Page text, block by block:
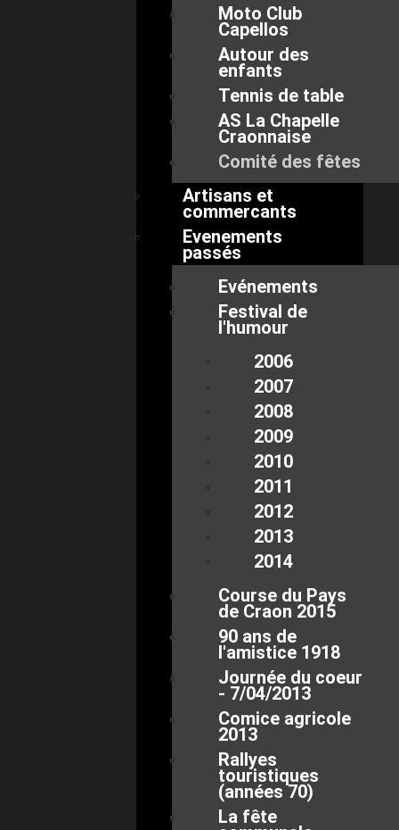
Moto Club
Capellos
Autour des
enfants
Tennis de table
AS La Chapelle
Craonnaise
Comité des fêtes
Artisans et
commercants
Evenements
passés
Evénements
Festival de
l'humour
2006
2007
2008
2009
2010
2011
2012
2013
2014
Course du Pays
de Craon 2015
90 ans de
l'amistice 1918
Journée du coeur
- 7/04/2013
Comice agricole
2013
Rallyes
touristiques
(années 70)
La fête